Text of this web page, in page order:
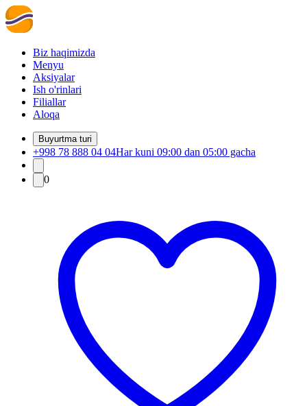
Biz haqimizda
Menyu
Aksiyalar
Ish o'rinlari
Filiallar
Aloqa
Buyurtma turi
+998 78 888 04 04Har kuni 09:00 dan 05:00 gacha
0